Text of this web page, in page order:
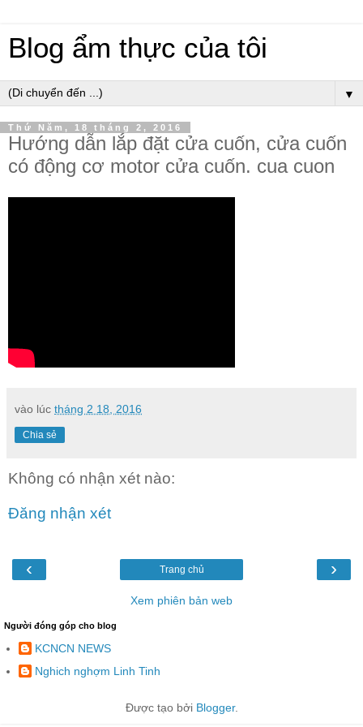
Blog ẩm thực của tôi
▼
Thứ Năm, 18 tháng 2, 2016
Hướng dẫn lắp đặt cửa cuốn, cửa cuốn
có động cơ motor cửa cuốn. cua cuon
vào lúc tháng 2 18, 2016
Chia sẻ
Không có nhận xét nào:
Đăng nhận xét
‹ ›
Trang chủ
Xem phiên bản web
Người đóng góp cho blog
KCNCN NEWS
Nghich nghợm Linh Tinh
Được tạo bởi Blogger.